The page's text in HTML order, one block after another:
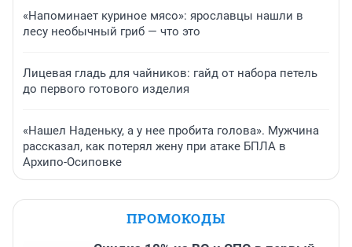
«Напоминает куриное мясо»: ярославцы нашли в
лесу необычный гриб — что это
Лицевая гладь для чайников: гайд от набора петель
до первого готового изделия
«Нашел Наденьку, а у нее пробита голова». Мужчина
рассказал, как потерял жену при атаке БПЛА в
Архипо-Осиповке
ПРОМОКОДЫ